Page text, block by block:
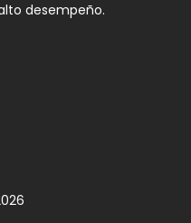
desempeño.